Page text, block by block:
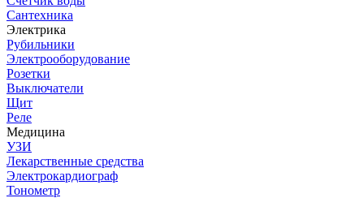
Сантехника
Электрика
Рубильники
Электрооборудование
Розетки
Выключатели
Щит
Реле
Медицина
УЗИ
Лекарственные средства
Электрокардиограф
Тонометр